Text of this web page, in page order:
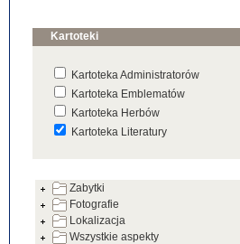
Kartoteki
Kartoteka Administratorów
Kartoteka Emblematów
Kartoteka Herbów
Kartoteka Literatury
Kartoteka Warsztatów
Kartoteka Zabytków
Zabytki
Fotografie
Lokalizacja
Wszystkie aspekty